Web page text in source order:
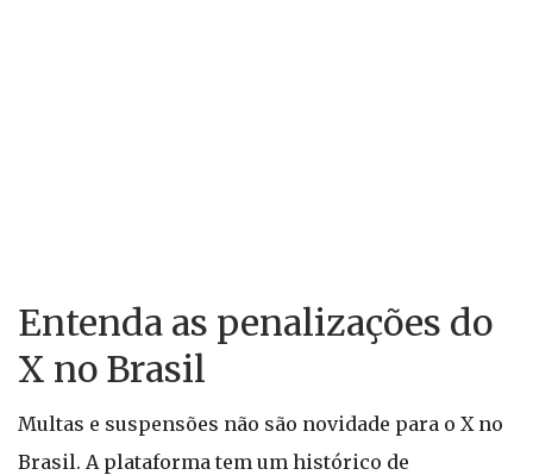
Entenda as penalizações do
X no Brasil
Multas e suspensões não são novidade para o X no
Brasil. A plataforma tem um histórico de